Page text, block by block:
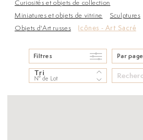
Curiosités et objets de collection
Miniatures et objets de vitrine
Sculptures
Objets d'Art russes
Icônes - Art Sacré
Filtres Par page
Tri
N° de Lot